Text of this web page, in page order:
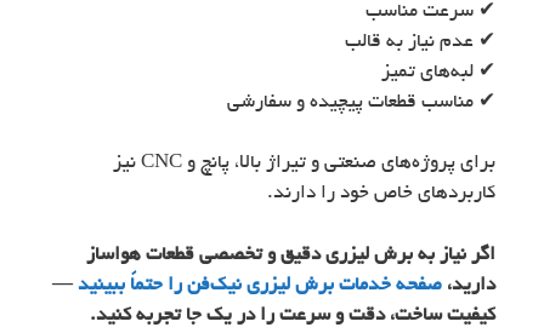
✔ سرعت مناسب
✔ عدم نیاز به قالب
✔ لبه‌های تمیز
✔ مناسب قطعات پیچیده و سفارشی
برای پروژه‌های صنعتی و تیراژ بالا، پانچ و CNC نیز
کاربردهای خاص خود را دارند.
اگر نیاز به برش لیزری دقیق و تخصصی قطعات هواساز
دارید، صفحه خدمات برش لیزری نیک‌فن را حتماً ببینید —
کیفیت ساخت، دقت و سرعت را در یک جا تجربه کنید.